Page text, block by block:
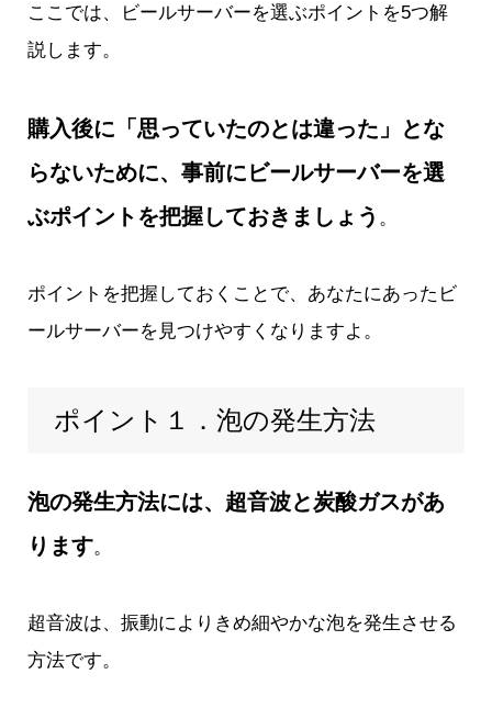
ここでは、ビールサーバーを選ぶポイントを5つ解
説します。
購入後に「思っていたのとは違った」とな
らないために、事前にビールサーバーを選
ぶポイントを把握しておきましょう 。
ポイントを把握しておくことで、あなたにあったビ
ールサーバーを見つけやすくなりますよ。
ポイント１．泡の発生方法
泡の発生方法には、超音波と炭酸ガスがあ
ります。
超音波は、振動によりきめ細やかな泡を発生させる
方法です。